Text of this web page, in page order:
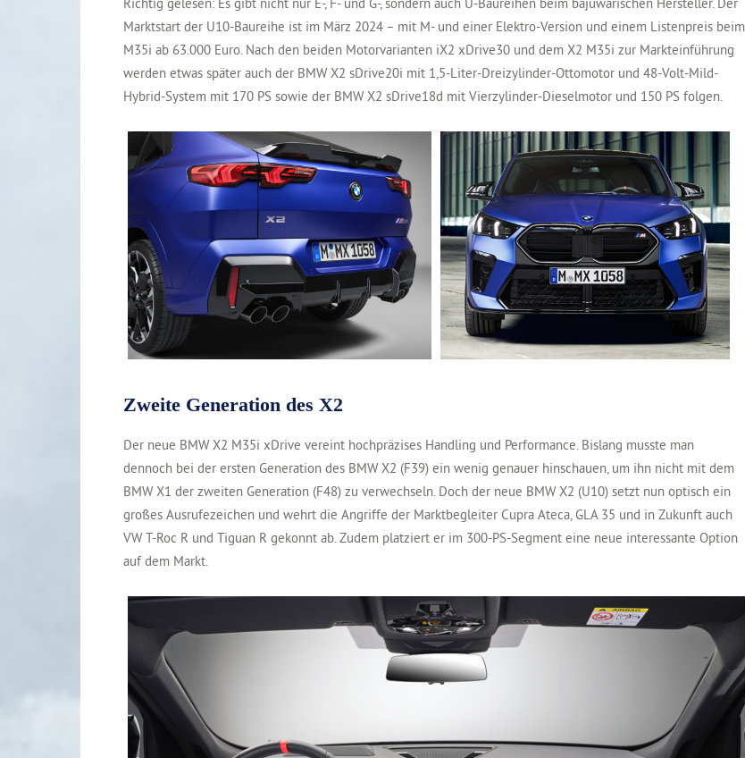
Marktstart der U10-Baureihe ist im März 2024 – mit M- und einer Elektro-Version und einem Listenpreis beim
M35i ab 63.000 Euro. Nach den beiden Motorvarianten iX2 xDrive30 und dem X2 M35i zur Markteinführung
werden etwas später auch der BMW X2 sDrive20i mit 1,5-Liter-Dreizylinder-Ottomotor und 48-Volt-Mild-
Hybrid-System mit 170 PS sowie der BMW X2 sDrive18d mit Vierzylinder-Dieselmotor und 150 PS folgen.
Zweite Generation des X2
Der neue BMW X2 M35i xDrive vereint hochpräzises Handling und Performance. Bislang musste man
dennoch bei der ersten Generation des BMW X2 (F39) ein wenig genauer hinschauen, um ihn nicht mit dem
BMW X1 der zweiten Generation (F48) zu verwechseln. Doch der neue BMW X2 (U10) setzt nun optisch ein
großes Ausrufezeichen und wehrt die Angriffe der Marktbegleiter Cupra Ateca, GLA 35 und in Zukunft auch
VW T-Roc R und Tiguan R gekonnt ab. Zudem platziert er im 300-PS-Segment eine neue interessante Option
auf dem Markt.